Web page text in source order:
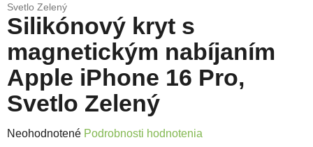
Svetlo Zelený
Silikónový kryt s
magnetickým nabíjaním
Apple iPhone 16 Pro,
Svetlo Zelený
Priemerné hodnotenie produktu je 0,0 z 5 hviezdičiek.
Neohodnotené Podrobnosti hodnotenia